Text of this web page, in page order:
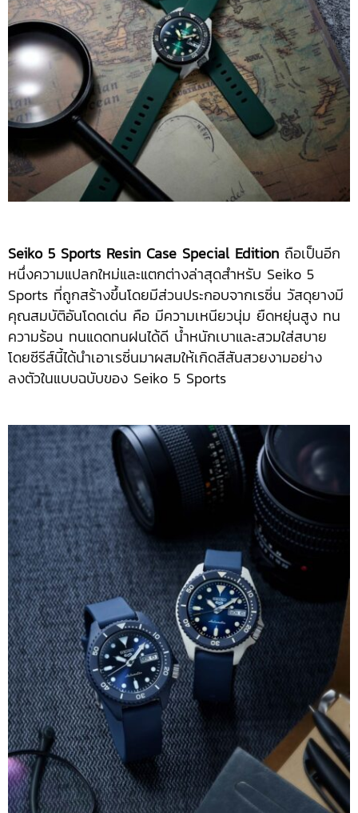
Seiko 5 Sports Resin Case Special Edition ถือเป็นอีก
หนึ่งความแปลกใหม่และแตกต่างล่าสุดสำหรับ Seiko 5
Sports ที่ถูกสร้างขึ้นโดยมีส่วนประกอบจากเรซิ่น วัสดุยางมี
คุณสมบัติอันโดดเด่น คือ มีความเหนียวนุ่ม ยืดหยุ่นสูง ทน
ความร้อน ทนแดดทนฝนได้ดี น้ำหนักเบาและสวมใส่สบาย​
โดยซีรีส์นี้ได้นำเอาเรซิ่นมาผสมให้เกิดสีสันสวยงามอย่าง
ลงตัวในแบบฉบับของ​ Seiko 5 Sports